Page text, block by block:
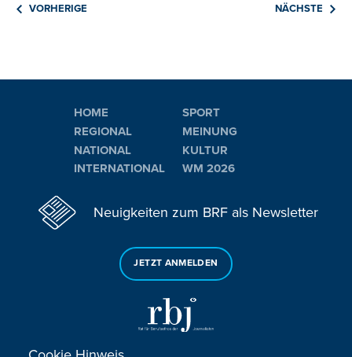
VORHERIGE NÄCHSTE
HOME
REGIONAL
NATIONAL
INTERNATIONAL
SPORT
MEINUNG
KULTUR
WM 2026
Neuigkeiten zum BRF als Newsletter
JETZT ANMELDEN